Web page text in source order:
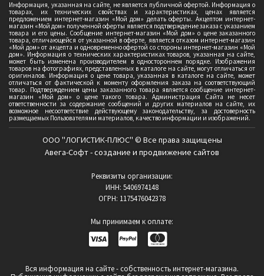
Информация, указанная на сайте, не является публичной офертой. Информация о
товарах, их технических свойствах и характеристиках, ценах является
предложением интернет-магазин «Мой дом» делать оферты. Акцептом интернет-
магазин «Мой дом» полученной оферты является подтверждение заказа с указанием
товара и его цены. Сообщение интернет-магазин «Мой дом» о цене заказанного
товара, отличающейся от указанной в оферте, является отказом интернет-магазин
«Мой дом» от акцепта и одновременно офертой со стороны интернет-магазин «Мой
дом». Информация о технических характеристиках товаров, указанная на сайте,
может быть изменена производителем в одностороннем порядке. Изображения
товаров на фотографиях, представленных в каталоге на сайте, могут отличаться от
оригиналов. Информация о цене товара, указанная в каталоге на сайте, может
отличаться от фактической к моменту оформления заказа на соответствующий
товар. Подтверждением цены заказанного товара является сообщение интернет-
магазин «Мой дом» о цене такого товара. Администрация Сайта не несет
ответственности за содержание сообщений и других материалов на сайте, их
возможное несоответствие действующему законодательству, за достоверность
размещаемых Пользователями материалов, качество информации и изображений.
ООО "ЛОГИСТИК-ПЛЮС" © Все права защищены
Авега-Софт - создание и продвижение сайтов
Реквизиты организации:
ИНН: 5406974148
ОГРН: 1175476042378
Мы принимаем к оплате:
Вся информация на сайте - собственность интернет-магазина.